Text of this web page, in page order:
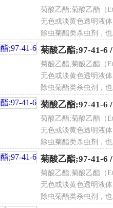
菊酸乙酯;菊酸乙酯（
无色或淡黄色透明液
除虫菊酯类杀虫剂，
酯;菊酸乙酯;菊酸乙酯
菊酸乙酯;97-41-6 /
菊酸乙酯;菊酸乙酯（
无色或淡黄色透明液
除虫菊酯类杀虫剂，
酯;菊酸乙酯;菊酸乙酯
菊酸乙酯;97-41-6 /
菊酸乙酯;菊酸乙酯（
无色或淡黄色透明液
除虫菊酯类杀虫剂，
酯;菊酸乙酯;菊酸乙酯
菊酸乙酯;97-41-6 /
菊酸乙酯;菊酸乙酯（
无色或淡黄色透明液
除虫菊酯类杀虫剂，